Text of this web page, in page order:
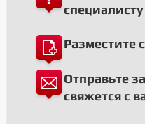
специалисту
Разместите
Отправьте
свяжется с